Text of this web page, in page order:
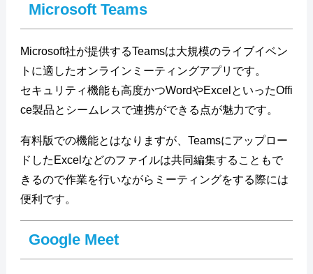
Microsoft Teams
Microsoft社が提供するTeamsは大規模のライブイベン
トに適したオンラインミーティングアプリです。
セキュリティ機能も高度かつWordやExcelといったOffi
ce製品とシームレスで連携ができる点が魅力です。
有料版での機能とはなりますが、Teamsにアップロー
ドしたExcelなどのファイルは共同編集することもで
きるので作業を行いながらミーティングをする際には
便利です。
Google Meet